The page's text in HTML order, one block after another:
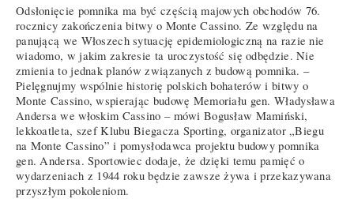
Odsłonięcie pomnika ma być częścią majowych obchodów 76.
rocznicy zakończenia bitwy o Monte Cassino. Ze względu na
panującą we Włoszech sytuację epidemiologiczną na razie nie
wiadomo, w jakim zakresie ta uroczystość się odbędzie. Nie
zmienia to jednak planów związanych z budową pomnika. –
Pielęgnujmy wspólnie historię polskich bohaterów i bitwy o
Monte Cassino, wspierając budowę Memoriału gen. Władysława
Andersa we włoskim Cassino – mówi Bogusław Mamiński,
lekkoatleta, szef Klubu Biegacza Sporting, organizator „Biegu
na Monte Cassino” i pomysłodawca projektu budowy pomnika
gen. Andersa. Sportowiec dodaje, że dzięki temu pamięć o
wydarzeniach z 1944 roku będzie zawsze żywa i przekazywana
przyszłym pokoleniom.